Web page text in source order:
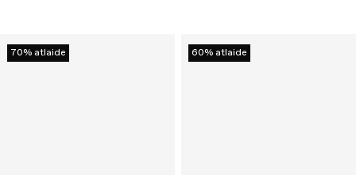
70% atlaide 60% atlaide